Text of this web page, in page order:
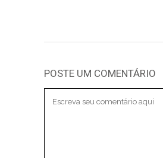
POSTE UM COMENTÁRIO